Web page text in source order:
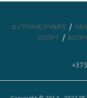
В СТРАНЕ И МИРЕ
СПОРТ